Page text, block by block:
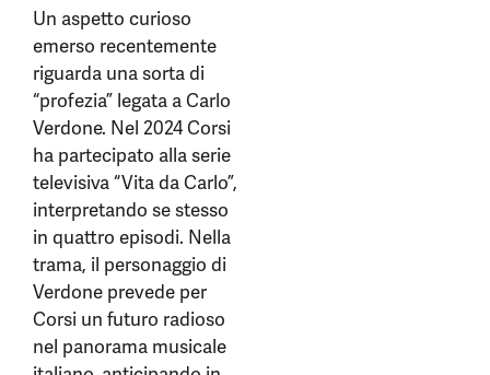
Un aspetto curioso
emerso recentemente
riguarda una sorta di
“profezia” legata a Carlo
Verdone. Nel 2024 Corsi
ha partecipato alla serie
televisiva “Vita da Carlo”,
interpretando se stesso
in quattro episodi. Nella
trama, il personaggio di
Verdone prevede per
Corsi un futuro radioso
nel panorama musicale